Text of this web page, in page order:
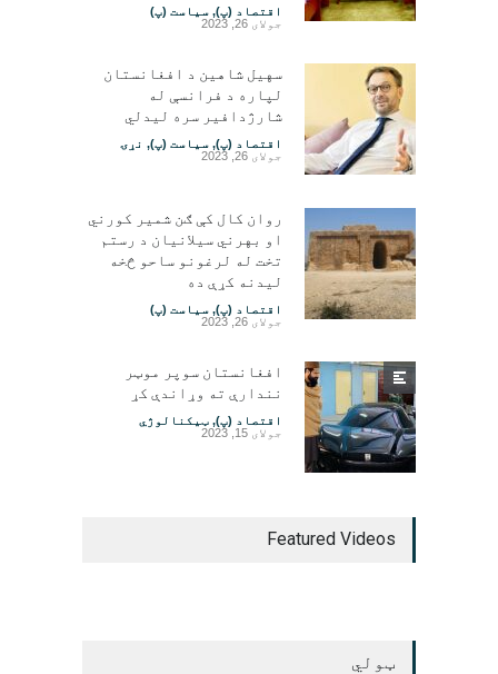
اقتصاد (پ), سیاست (پ)
جولای 26, 2023
سهیل شاهین د افغانستان
لپاره د فرانسې له
شارژدافیر سره لیدلي
اقتصاد (پ), سیاست (پ), نړۍ
جولای 26, 2023
روان کال کې ګن شمیر کورني
او بهرني سیلانیان د رستم
تخت له لرغونو ساحو څخه
لیدنه کړې ده
اقتصاد (پ), سیاست (پ)
جولای 26, 2023
افغانستان سوپر موټر
نندارې ته وړاندې کړ
اقتصاد (پ), ټیکنالوژي
جولای 15, 2023
Featured Videos
ټولي